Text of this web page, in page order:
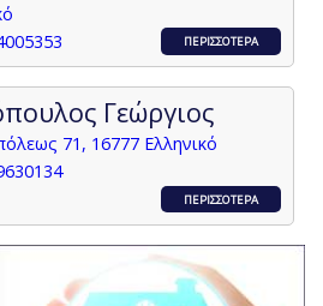
ΠΕΡΙΣΣΟΤΕΡΑ
Γεώργιος
71, 16777 Ελληνικό
ΠΕΡΙΣΣΟΤΕΡΑ